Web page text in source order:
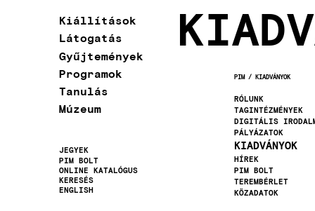
Kiállítások
Látogatás
Gyűjtemények
Programok
Tanulás
Múzeum
Másodlagos
navigáció
JEGYEK
PIM BOLT
ONLINE KATALÓGUS
KERESÉS
ENGLISH
PIM KIADVÁNYOK
RÓLUNK
TAGINTÉZMÉNYEK
DIGITÁLIS
PÁLYÁZATOK
KIADVÁNYOK
HÍREK
PIM BOLT
TEREMBÉRLET
KÖZADATOK